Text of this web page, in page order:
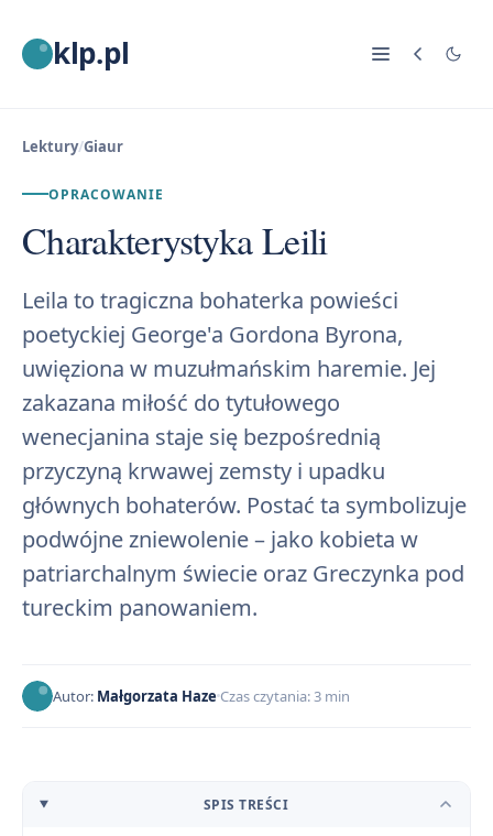
klp.pl
Lektury/Giaur
OPRACOWANIE
Charakterystyka Leili
Leila to tragiczna bohaterka powieści
poetyckiej George'a Gordona Byrona,
uwięziona w muzułmańskim haremie. Jej
zakazana miłość do tytułowego
wenecjanina staje się bezpośrednią
przyczyną krwawej zemsty i upadku
głównych bohaterów. Postać ta symbolizuje
podwójne zniewolenie – jako kobieta w
patriarchalnym świecie oraz Greczynka pod
tureckim panowaniem.
Autor: Małgorzata Haze Czas czytania: 3 min
SPIS TREŚCI